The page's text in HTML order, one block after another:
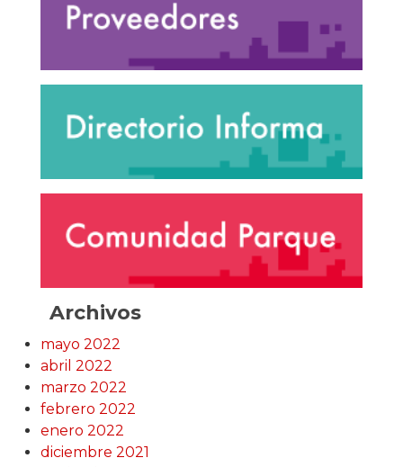
Archivos
mayo 2022
abril 2022
marzo 2022
febrero 2022
enero 2022
diciembre 2021